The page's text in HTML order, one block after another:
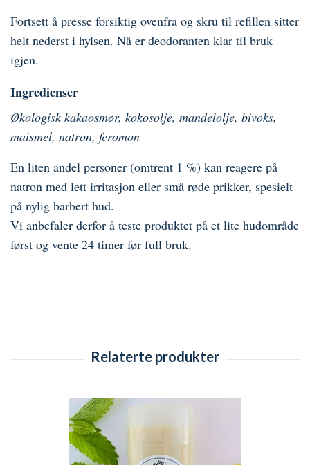
Fortsett å presse forsiktig ovenfra og skru til refillen sitter
helt nederst i hylsen. Nå er deodoranten klar til bruk
igjen.
Ingredienser
Økologisk kakaosmør, kokosolje, mandelolje, bivoks,
maismel, natron, feromon
En liten andel personer (omtrent 1 %) kan reagere på
natron med lett irritasjon eller små røde prikker, spesielt
på nylig barbert hud.
Vi anbefaler derfor å teste produktet på et lite hudområde
først og vente 24 timer før full bruk.